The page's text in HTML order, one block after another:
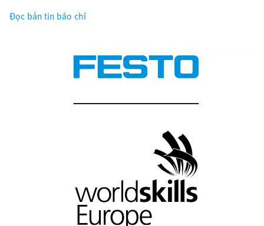
Đọc bản tin báo chí